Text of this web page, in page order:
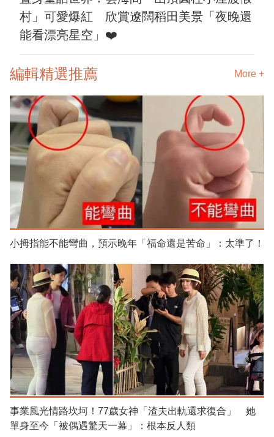
村」可愛爆紅 欣賞遼闊稻田美景「夜晚還
能看漂亮星空」❤️
編輯精選推薦 More +
小拇指能不能彎曲，預示晚年「福命還是苦命」：太準了！
事業風光情路坎坷！77歲女神「渣夫出軌還求復合」 她
單身至今「被偶遇驚天一幕」：根本反人類